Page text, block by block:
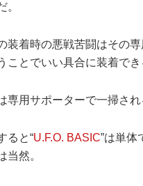
。
装着時の悪戦苦闘はその
ことでいい具合に装着でき
専用サポーターで一掃され
ると“U.F.O. BASIC”は単体
当然。